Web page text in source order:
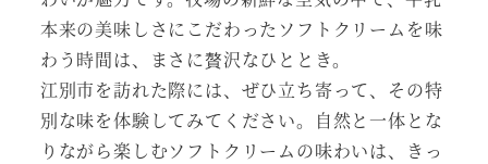
本来の美味しさにこだわったソフトクリームを味
わう時間は、まさに贅沢なひととき。
江別市を訪れた際には、ぜひ立ち寄って、その特
別な味を体験してみてください。自然と一体とな
りながら楽しむソフトクリームの味わいは、きっ